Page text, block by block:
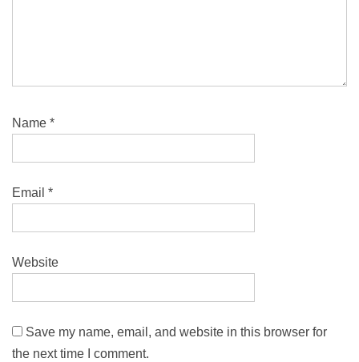
Name *
Email *
Website
Save my name, email, and website in this browser for
the next time I comment.